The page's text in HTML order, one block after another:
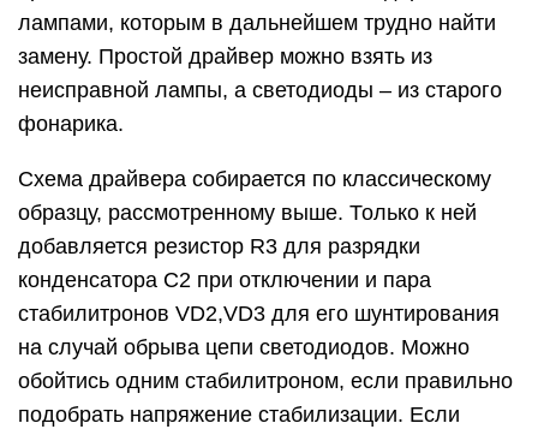
лампами, которым в дальнейшем трудно найти
замену. Простой драйвер можно взять из
неисправной лампы, а светодиоды – из старого
фонарика.
Схема драйвера собирается по классическому
образцу, рассмотренному выше. Только к ней
добавляется резистор R3 для разрядки
конденсатора С2 при отключении и пара
стабилитронов VD2,VD3 для его шунтирования
на случай обрыва цепи светодиодов. Можно
обойтись одним стабилитроном, если правильно
подобрать напряжение стабилизации. Если